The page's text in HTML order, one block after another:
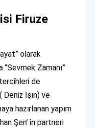
Firuze
olarak
Zamanı”
tercihleri de
Deniz Işın) ve
hazırlanan yapım
Şen’ in partneri